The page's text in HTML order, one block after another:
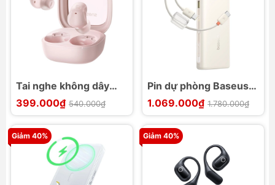
Tai nghe không dây
Baseus Bass WM02s
Bluetooth v6.0, 7H
399.000₫ 540.000₫
Pin dự phòng Baseus
EnerFill FC41 hai cáp
USB-C 20000mAh
100W
1.069.000₫ 1.780.000₫
Giảm 40% Giảm 40%